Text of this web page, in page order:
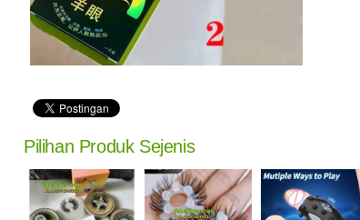
Pilihan Produk Sejenis